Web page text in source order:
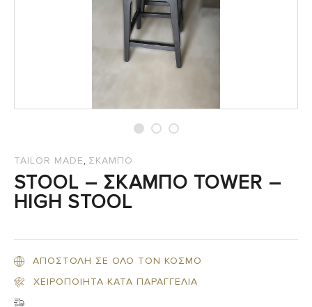
TAILOR MADE, ΣΚΑΜΠΟ
STOOL – ΣΚΑΜΠΟ TOWER –
HIGH STOOL
ΑΠΟΣΤΟΛΗ ΣΕ ΟΛΟ ΤΟΝ ΚΟΣΜΟ
ΧΕΙΡΟΠΟΙΗΤΑ ΚΑΤΑ ΠΑΡΑΓΓΕΛΙΑ